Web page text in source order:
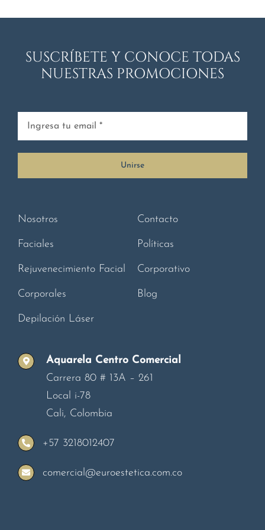
SUSCRÍBETE Y CONOCE TODAS
NUESTRAS PROMOCIONES
Unirse
Aquarela Centro Comercial
Carrera 80 # 13A – 261
Local i-78
Cali, Colombia
+57 3218012407
comercial@euroestetica.com.co
Nosotros
Faciales
Rejuvenecimiento Facial
Corporales
Depilación Láser
Contacto
Políticas
Corporativo
Blog